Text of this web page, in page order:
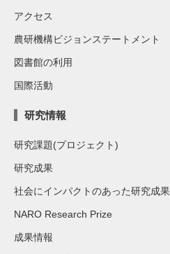
アクセス
農研機構ビジョンステートメント
図書館の利用
国際活動
研究情報
研究課題(プロジェクト)
研究成果
社会にインパクトのあった研究成果
NARO Research Prize
成果情報